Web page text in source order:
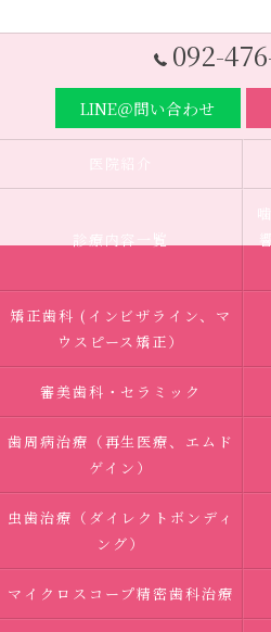
092-
LINE＠問い合わせ
医院紹介
診療内容一覧
矯正歯科 (インビザライン、マ
ウスピース矯正）
審美歯科・セラミック
歯周病治療（再生医療、エムド
ゲイン）
虫歯治療（ダイレクトボンディ
ング）
マイクロスコープ精密歯科治療